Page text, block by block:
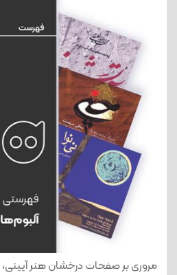
مروری بر صفحات درخشان هنر آیینی،